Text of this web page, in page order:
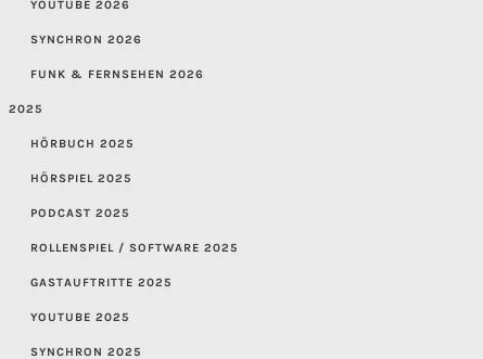
YOUTUBE 2026
SYNCHRON 2026
FUNK & FERNSEHEN 2026
2025
HÖRBUCH 2025
HÖRSPIEL 2025
PODCAST 2025
ROLLENSPIEL / SOFTWARE 2025
GASTAUFTRITTE 2025
YOUTUBE 2025
SYNCHRON 2025